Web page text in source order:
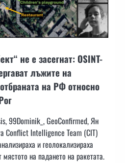
не е засегнат: OSINT-
лъжите на
на РФ относно
99Dominik_, GeoConfirmed, Ян
Conflict Intelligence Team (CIT)
и геолокализираха
на падането на ракетата.